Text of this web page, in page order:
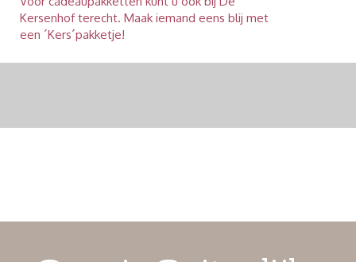
Kersenhof terecht. Maak iemand eens blij met
een ´Kers´pakketje!